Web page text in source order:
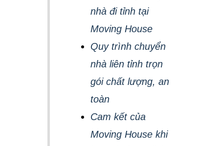
nhà đi tỉnh tại
Moving House
Quy trình chuyển
nhà liên tỉnh trọn
gói chất lượng, an
toàn
Cam kết của
Moving House khi